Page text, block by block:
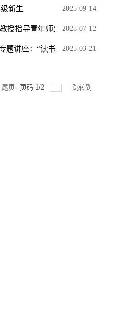
新生 2025-09-14
授指导青年师生科研工作
2025-07-12
题讲座：“读书、创新、...
2025-03-21
尾页 页码 1/2 跳转到